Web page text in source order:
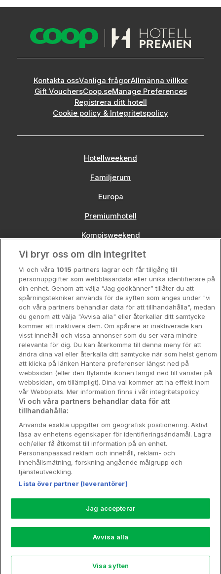
Kontakta ossVanliga frågorAllmänna villkor
Gift VouchersCoop.seManage Preferences
Registrera ditt hotell
Cookie policy & Integritetspolicy
Hotellweekend
Familjerum
Europa
Premiumhotell
Kompisweekend
Storstadsweekend
Hotellrum under 995 kr
Spahotell
Sydsverige
Om Hotellpremien
Nya hotell
Stadsweekend
Booking Enquiries:
Hotellsupport:scandinavian@digibreaks.com
Hotellpremien.se av en del av Coop
Sverige. Coop Sverige 171 88 Solna,
Telefon: 010-742 00 00, Org.nr: 556710-
Läs mer om Coops Partnererbjudande:
www.coop.se/medlem/partnererbjudande
Vi bryr oss om din integritet
Vi och våra 1015 partners lagrar och får tillgång till
personuppgifter som webbläsardata eller unika identifierare på
din enhet. Genom att välja ”Jag godkänner” tillåter du att
spårningstekniker används för de syften som anges under "vi
och våra partners behandlar data för att tillhandahålla", medan
du genom att välja "Avvisa alla" eller återkallar ditt samtycke
kommer att inaktivera dem. Om spårare är inaktiverade kan
visst innehåll och vissa annonser som du ser vara mindre
relevanta för dig. Du kan återkomma till denna meny för att
ändra dina val eller återkalla ditt samtycke när som helst genom
att klicka på länken Hantera preferenser längst ned på
webbsidan (eller den flytande ikonen längst ned till vänster på
webbsidan, om tillämpligt). Dina val kommer att ha effekt inom
vår Webbplats. Mer information finns i vår integritetspolicy.
Vi och våra partners behandlar data för att
tillhandahålla:
Använda exakta uppgifter om geografisk positionering. Aktivt
läsa av enhetens egenskaper för identifieringsändamål. Lagra
och/eller få åtkomst till information på en enhet.
Personanpassad reklam och innehåll, reklam- och
innehållsmätning, forskning angående målgrupp och
tjänsteutveckling.
Lista över partner (leverantörer)
Jag accepterar
Avvisa alla
Visa syften